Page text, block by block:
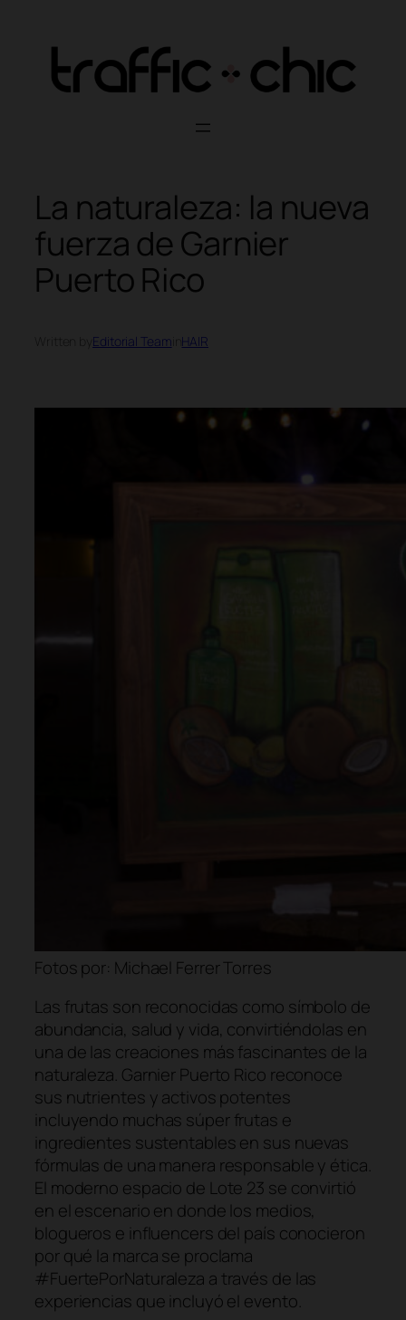
content
La naturaleza: la nueva
fuerza de Garnier
Puerto Rico
Editorial Team HAIR
Fotos por: Michael Ferrer Torres
Las frutas son reconocidas como símbolo de
abundancia, salud y vida, convirtiéndolas en
una de las creaciones más fascinantes de la
naturaleza. Garnier Puerto Rico reconoce
sus nutrientes y activos potentes
incluyendo muchas súper frutas e
ingredientes sustentables en sus nuevas
fórmulas de una manera responsable y ética.
El moderno espacio de Lote 23 se convirtió
en el escenario en donde los medios,
blogueros e influencers del país conocieron
por qué la marca se proclama
#FuertePorNaturaleza a través de las
experiencias que incluyó el evento.